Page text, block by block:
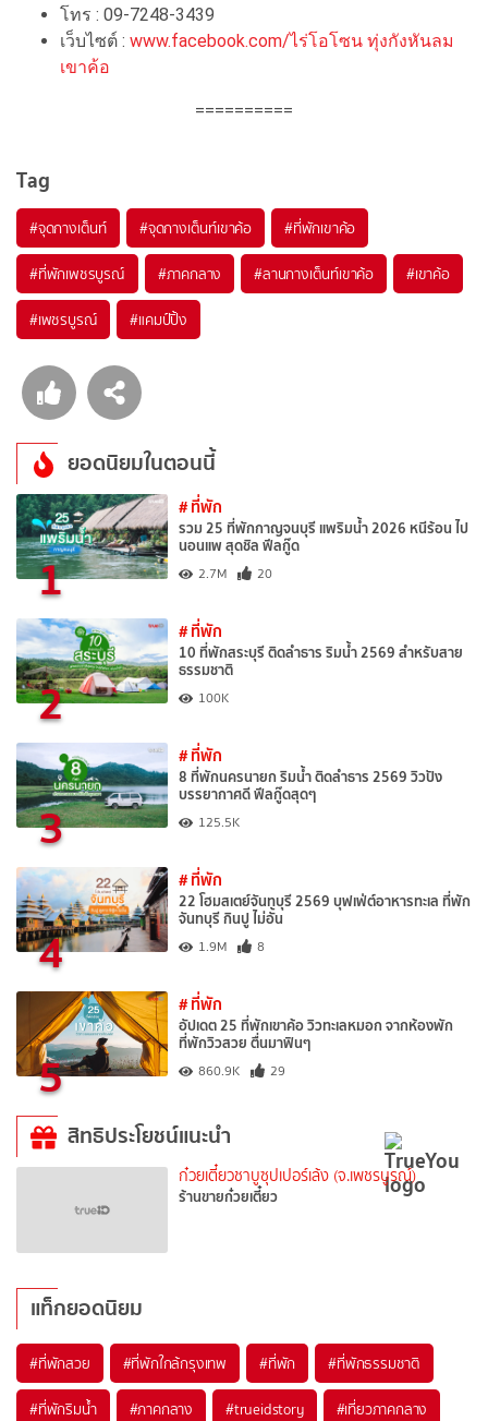
โทร : 09-7248-3439
เว็บไซต์ : www.facebook.com/ไร่โอโซน ทุ่งกังหันลม
เขาค้อ
==========
Tag
#จุดกางเต็นท์ #จุดกางเต็นท์เขาค้อ #ที่พักเขาค้อ
#ที่พักเพชรบูรณ์ #ภาคกลาง #ลานกางเต็นท์เขาค้อ #เขาค้อ
#เพชรบูรณ์ #แคมป์ปิ้ง
ยอดนิยมในตอนนี้
1
# ที่พัก
รวม 25 ที่พักกาญจนบุรี แพริมน้ำ 2026 หนีร้อน ไป
นอนแพ สุดชิล ฟีลกู๊ด
2.7M 20
2
# ที่พัก
10 ที่พักสระบุรี ติดลำธาร ริมน้ำ 2569 สำหรับสาย
ธรรมชาติ
100K
3
# ที่พัก
8 ที่พักนครนายก ริมน้ำ ติดลำธาร 2569 วิวปัง
บรรยากาศดี ฟีลกู๊ดสุดๆ
125.5K
4
# ที่พัก
22 โฮมสเตย์จันทบุรี 2569 บุฟเฟ่ต์อาหารทะเล ที่พัก
จันทบุรี กินปู ไม่อั้น
1.9M 8
5
# ที่พัก
อัปเดต 25 ที่พักเขาค้อ วิวทะเลหมอก จากห้องพัก
ที่พักวิวสวย ตื่นมาฟินๆ
860.9K 29
สิทธิประโยชน์แนะนำ
ก๋วยเตี๋ยวชาบูซุปเปอร์เล้ง (จ.เพชรบูรณ์)
ร้านขายก๋วยเตี๋ยว
แท็กยอดนิยม
#ที่พักสวย #ที่พักใกล้กรุงเทพ #ที่พัก #ที่พักธรรมชาติ
#ที่พักริมน้ำ #ภาคกลาง #trueidstory #เที่ยวภาคกลาง